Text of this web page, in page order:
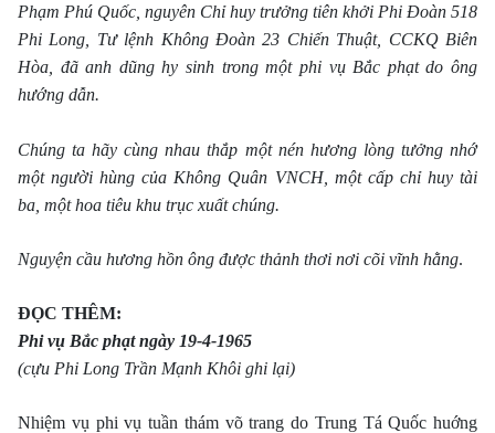
Phạm Phú Quốc, nguyên Chỉ huy trưởng tiên khởi Phi Đoàn 518
Phi Long, Tư lệnh Không Đoàn 23 Chiến Thuật, CCKQ Biên
Hòa, đã anh dũng hy sinh trong một phi vụ Bắc phạt do ông
hướng dẫn.
Chúng ta hãy cùng nhau thắp một nén hương lòng tưởng nhớ
một người hùng của Không Quân VNCH, một cấp chỉ huy tài
ba, một hoa tiêu khu trục xuất chúng.
Nguyện cầu hương hồn ông được thảnh thơi nơi cõi vĩnh hằng.
ĐỌC THÊM:
Phi vụ Bắc phạt ngày 19-4-1965
(cựu Phi Long Trần Mạnh Khôi ghi lại)
Nhiệm vụ phi vụ tuần thám võ trang do Trung Tá Quốc huớng